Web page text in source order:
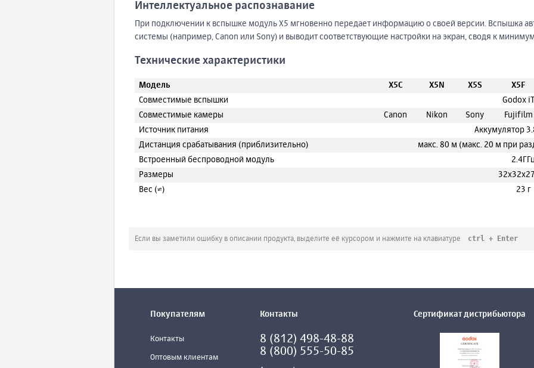
Интеллектуальное распознавание
При подключении к вспышке модуль X5 мгновенно передает информацию о своей версии. Вспышка
системы (например, Canon или Sony) и выводит соответствующие настройки на экран, сводя к
Технические характеристики
Модель X5C X5N X5S
X5F
Совместимые вспышки
Godox
Совместимые камеры
Canon Nikon Sony
Fujifilm
Источник питания
Аккумулятор
Дистанция срабатывания (приблизительно)
макс. 80 м (макс. 20 м при
Встроенный беспроводной модуль
Размеры
Вес (≈)
23 г
Если вы заметили ошибку в описании продукта, выделите её курсором и нажмите на клавиатуре ctrl + Enter
Покупателям
Контакты
Оптовым клиентам
Контакты
8 (812) 498-48-88
8 (800) 555-50-85
Сертификат дистрибьютора